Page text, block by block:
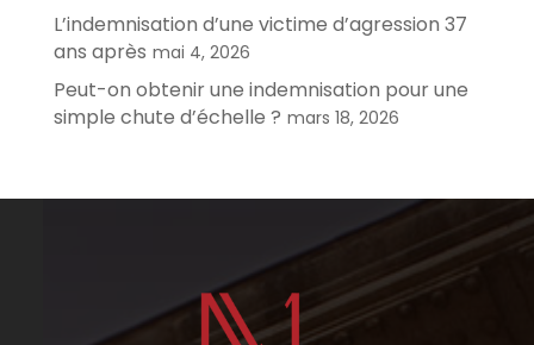
L’indemnisation d’une victime d’agression 37
ans après mai 4, 2026
Peut-on obtenir une indemnisation pour une
simple chute d’échelle ? mars 18, 2026